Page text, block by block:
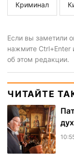
Криминал
Если вы заметили
нажмите Ctrl+Enter
об этом редакции.
ЧИТАЙТЕ